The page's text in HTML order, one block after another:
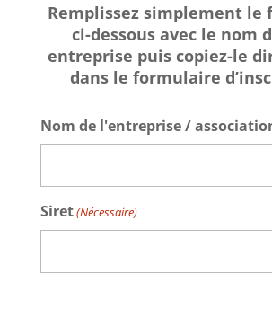
Remplissez simplement le
ci-dessous avec le nom
entreprise puis copiez-le
dans le formulaire
Nom de l'entreprise /
Siret(Nécessaire)